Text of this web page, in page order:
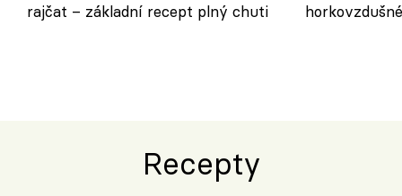
rajčat – základní recept plný chuti
Recepty